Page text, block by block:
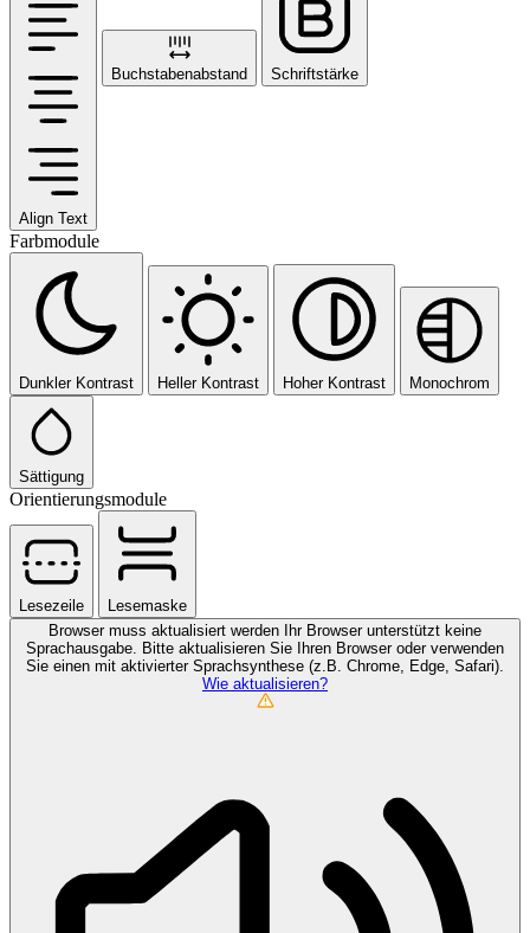
Align Text
Buchstabenabstand Schriftstärke
Farbmodule
Dunkler Kontrast Heller Kontrast Hoher Kontrast Monochrom
Sättigung
Orientierungsmodule
Lesezeile
Lesemaske
Browser muss aktualisiert werden Ihr Browser unterstützt keine
Sprachausgabe. Bitte aktualisieren Sie Ihren Browser oder verwenden
Sie einen mit aktivierter Sprachsynthese (z.B. Chrome, Edge, Safari).
Wie aktualisieren?